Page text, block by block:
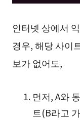
인터넷 상에서
경우, 해당 사이
보가 없어도,
먼저, A와
트(B라고